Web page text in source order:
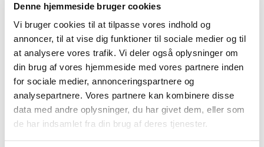
Denne hjemmeside bruger cookies
Vi bruger cookies til at tilpasse vores indhold og
annoncer, til at vise dig funktioner til sociale medier og til
at analysere vores trafik. Vi deler også oplysninger om
din brug af vores hjemmeside med vores partnere inden
for sociale medier, annonceringspartnere og
analysepartnere. Vores partnere kan kombinere disse
data med andre oplysninger, du har givet dem, eller som
de har indsamlet fra din brug af deres tjenester.
Pfizer/BioNTech, er målrettet mod coronavarianten
Omikron XBB.1.5, men beskytter også mod andre kendte
coronavarianter, der aktuelt er i omløb. Vaccinen er
godkendt af EU-Kommissionen. Du finder den aktuelle
status for alle godkendte covid-19-vacciner – herunder de
variantjusterede – på deteuropæiske lægemiddelagentur
EMA's hjemmeside .
I sæsonen 2023/24 får man én dosis, uanset om man
tidligere er blevet vaccineret.